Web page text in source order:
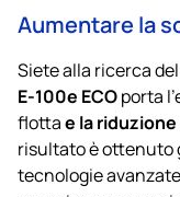
Aumentare la
Siete alla ricerca
E-100e ECOporta
flottae la
risultato è ottenuto
tecnologie